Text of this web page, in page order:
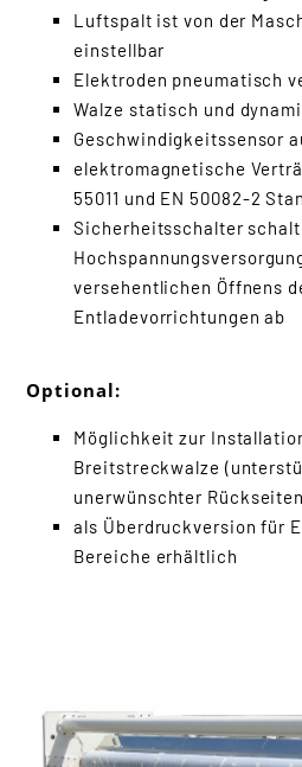
Luftspalt ist von der
einstellbar
Elektroden pneumatisch
Walze statisch und
Geschwindigkeitssensor
elektromagnetische
55011 und EN 50082-2
Sicherheitsschalter
versehentlichen Öffnens
Entladevorrichtungen ab
Optional:
Möglichkeit zur
Breitstreckwalze
unerwünschter
als Überdruckversion für
Bereiche erhältlich